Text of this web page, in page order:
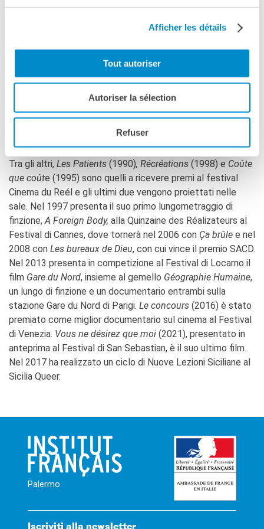
Afficher les détails
Tout autoriser
Autoriser la sélection
Refuser
e chi le sta vicino non ha altra scelta che condividerla.
audace, capace di porre domande che pochi osano.
regia con una serie di cortometraggi, tra i quali la serie per
Scènes de ménagedel 1992. Scopre la
forma documentaristica in un workshop agli Ateliers Varan.
Tra gli altri, Les Patients (1990), Récréations (1998) e Coûte
que coûte (1995) sono quelli a ricevere premi al festival
Cinema du Reél e gli ultimi due vengono proiettati nelle
sale. Nel 1997 presenta il suo primo lungometraggio di
finzione, A Foreign Body, alla Quinzaine des Réalizateurs al
Festival di Cannes, dove tornerà nel 2006 con Ça brûle e nel
2008 con Les bureaux de Dieu, con cui vince il premio SACD.
Nel 2013 presenta in competizione al Festival di Locarno il
film Gare du Nord, insieme al gemello Géographie Humaine,
un lungo di finzione e un documentario entrambi sulla
stazione Gare du Nord di Parigi. Le concours (2016) è stato
premiato come miglior documentario sul cinema al Festival
di Venezia. Vous ne désirez que moi (2021), presentato in
anteprima al Festival di San Sebastian, è il suo ultimo film.
Nel 2017 ha realizzato un ciclo di Nuove Lezioni Siciliane al
Sicilia Queer.
Palermo
Iscriviti alla newsletter